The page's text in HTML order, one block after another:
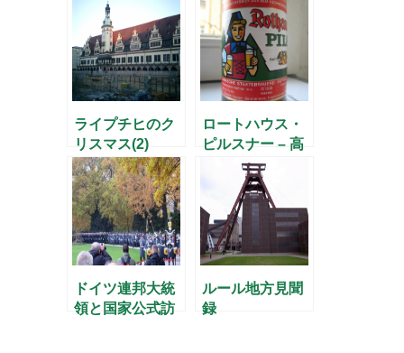
ライプチヒのク
リスマス(2)
ロートハウス・
ピルスナー – 高
原のビール –
ドイツ連邦大統
領と国家公式訪
ルール地方見聞
録